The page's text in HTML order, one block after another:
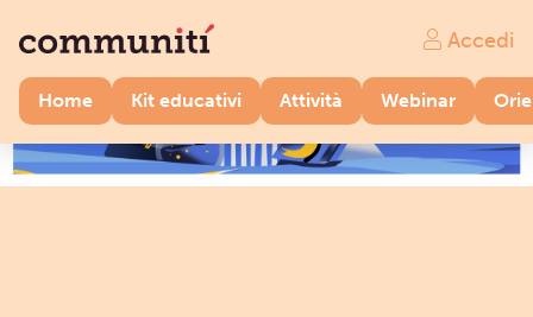
Home Kit educativi Attività Webinar
Accedi